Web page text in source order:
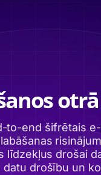
to-end šifrētais
līdzekļus drošai
datu drošību un